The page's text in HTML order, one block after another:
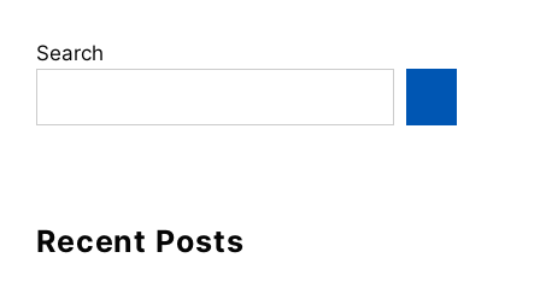
Search
Recent Posts